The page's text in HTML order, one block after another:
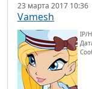
23 марта 2017 10:36
Vamesh
IP/